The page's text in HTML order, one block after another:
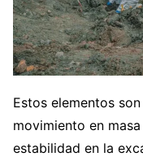
Estos elementos
movimiento en
estabilidad en la